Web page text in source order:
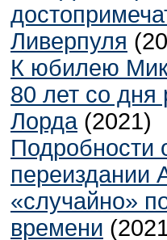
Ливерпуля
К юбилею
80 лет со
Лорда (2021)
Подробности
переиздании
«случайно»
времени